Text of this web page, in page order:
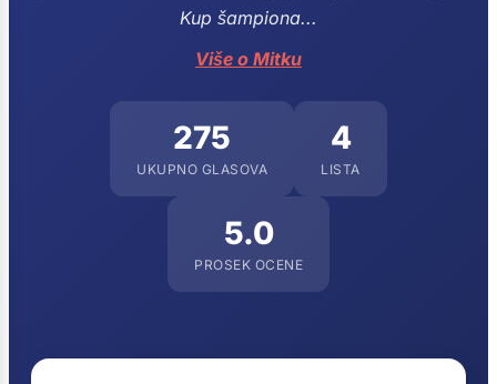
Kup šampiona...
Više o Mitku
275
UKUPNO GLASOVA
4
LISTA
5.0
PROSEK OCENE